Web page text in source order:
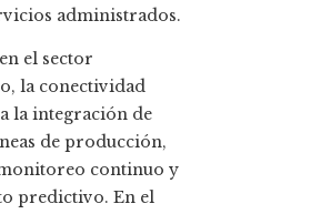
administrados.
el sector
la conectividad
la integración de
de producción,
continuo y
predictivo. En el